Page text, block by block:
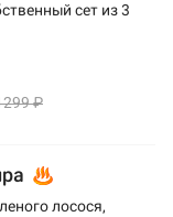
сет из 3
₽
лосося,